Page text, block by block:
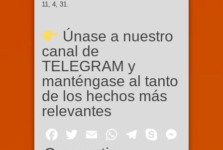
11, 4, 31.
Únase a nuestro
canal de
TELEGRAM y
manténgase al tanto
de los hechos más
relevantes
Facebook
Twitter
EmailWhatsApp
Telegram
Skype